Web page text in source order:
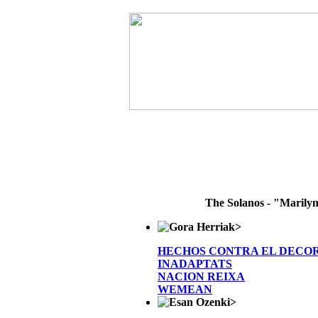
The Solanos -
>
HECHOS CONTRA EL
INADAPTATS
NACION REIXA
WEMEAN
>